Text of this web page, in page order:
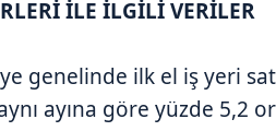
İLE İLGİLİ VERİLER
genelinde ilk el iş yeri
aynı ayına göre yüzde 5,2